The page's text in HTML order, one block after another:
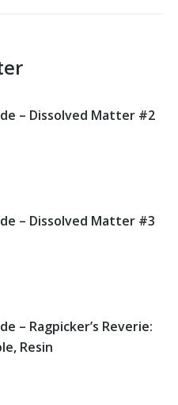
– Dissolved Matter #2
– Dissolved Matter #3
– Ragpicker’s Reverie:
Resin